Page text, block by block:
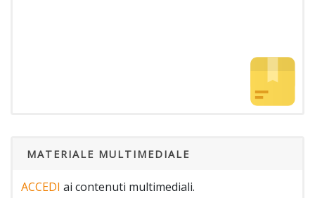
MATERIALE MULTIMEDIALE
ACCEDI ai contenuti multimediali.